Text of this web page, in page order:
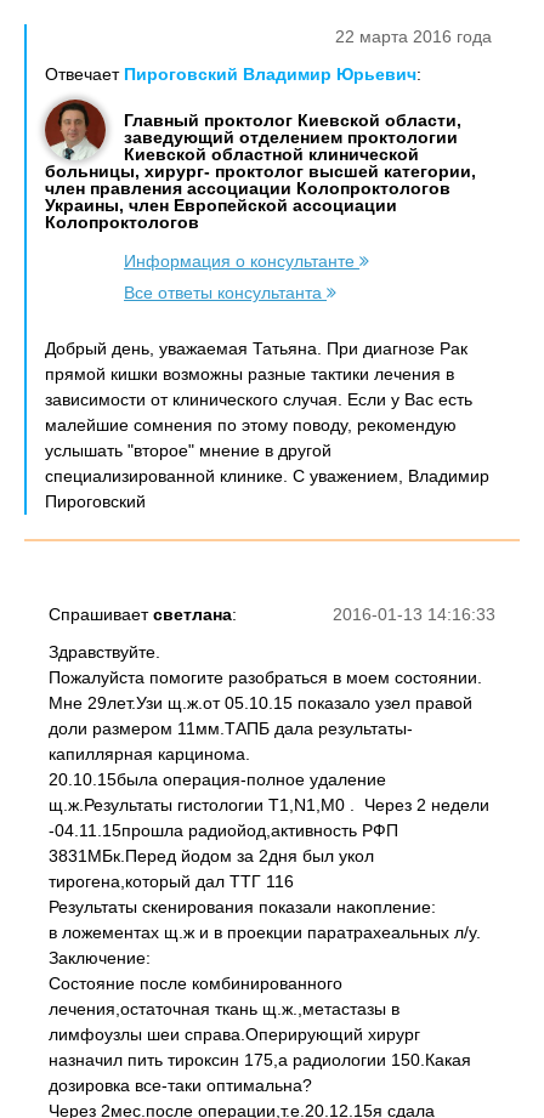
22 марта 2016 года
Отвечает Пироговский Владимир Юрьевич:
Главный проктолог Киевской области,
заведующий отделением проктологии
Киевской областной клинической
больницы, хирург- проктолог высшей категории,
член правления ассоциации Колопроктологов
Украины, член Европейской ассоциации
Колопроктологов
Информация о консультанте
Все ответы консультанта
Добрый день, уважаемая Татьяна. При диагнозе Рак
прямой кишки возможны разные тактики лечения в
зависимости от клинического случая. Если у Вас есть
малейшие сомнения по этому поводу, рекомендую
услышать "второе" мнение в другой
специализированной клинике. С уважением, Владимир
Пироговский
2016-01-13 14:16:33
Спрашиваетсветлана:
Здравствуйте.
Пожалуйста помогите разобраться в моем состоянии.
Мне 29лет.Узи щ.ж.от 05.10.15 показало узел правой
доли размером 11мм.ТАПБ дала результаты-
капиллярная карцинома.
20.10.15была операция-полное удаление
щ.ж.Результаты гистологии T1,N1,M0 . Через 2 недели
-04.11.15прошла радиойод,активность РФП
3831МБк.Перед йодом за 2дня был укол
тирогена,который дал ТТГ 116
Результаты скенирования показали накопление:
в ложементах щ.ж и в проекции паратрахеальных л/у.
Заключение:
Состояние после комбинированного
лечения,остаточная ткань щ.ж.,метастазы в
лимфоузлы шеи справа.Оперирующий хирург
назначил пить тироксин 175,а радиологии 150.Какая
дозировка все-таки оптимальна?
Через 2мес.после операции,т.е.20.12.15я сдала